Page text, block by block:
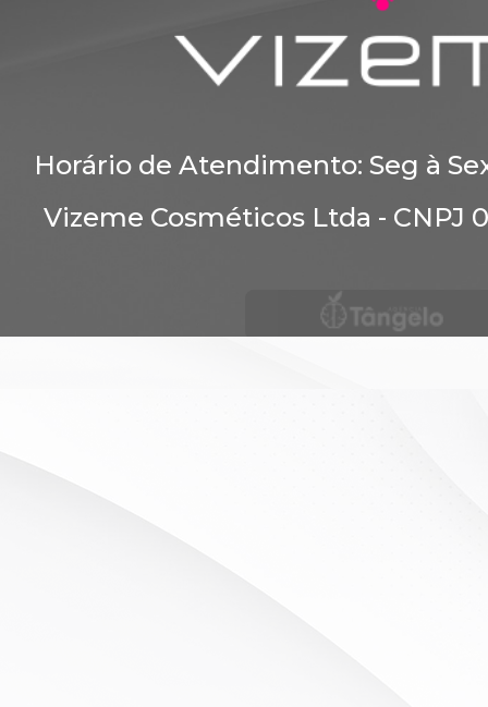
Horário de Atendimento: Seg à
Vizeme Cosméticos Ltda - CNPJ